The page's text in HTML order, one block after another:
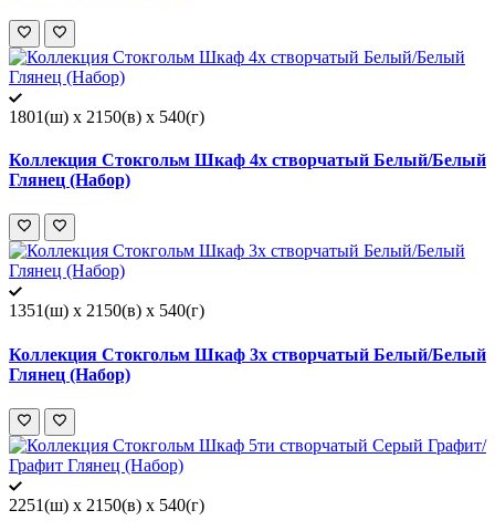
1801(ш) x 2150(в) x 540(г)
Коллекция Стокгольм Шкаф 4х створчатый Белый/Белый
Глянец (Набор)
1351(ш) x 2150(в) x 540(г)
Коллекция Стокгольм Шкаф 3х створчатый Белый/Белый
Глянец (Набор)
2251(ш) x 2150(в) x 540(г)